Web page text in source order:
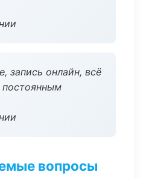
запись онлайн, всё
постоянным
вопросы